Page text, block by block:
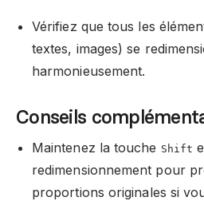
Vérifiez que tous les
textes, images) se
harmonieusement.
Conseils
Maintenez la touche Shift
redimensionnement pour
proportions originales si